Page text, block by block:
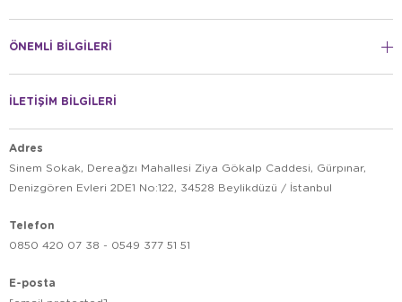
ÖNEMLİ BİLGİLERİ
İLETİŞİM BİLGİLERİ
Adres
Sinem Sokak, Dereağzı Mahallesi Ziya Gökalp Caddesi, Gürpınar,
Denizgören Evleri 2DE1 No:122, 34528 Beylikdüzü / İstanbul
Telefon
0850 420 07 38 - 0549 377 51 51
E-posta